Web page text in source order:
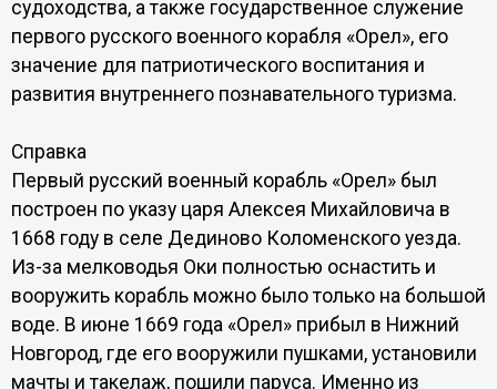
судоходства, а также государственное служение
первого русского военного корабля «Орел», его
значение для патриотического воспитания и
развития внутреннего познавательного туризма.
Справка
Первый русский военный корабль «Орел» был
построен по указу царя Алексея Михайловича в
1668 году в селе Дединово Коломенского уезда.
Из-за мелководья Оки полностью оснастить и
вооружить корабль можно было только на большой
воде. В июне 1669 года «Орел» прибыл в Нижний
Новгород, где его вооружили пушками, установили
мачты и такелаж, пошили паруса. Именно из